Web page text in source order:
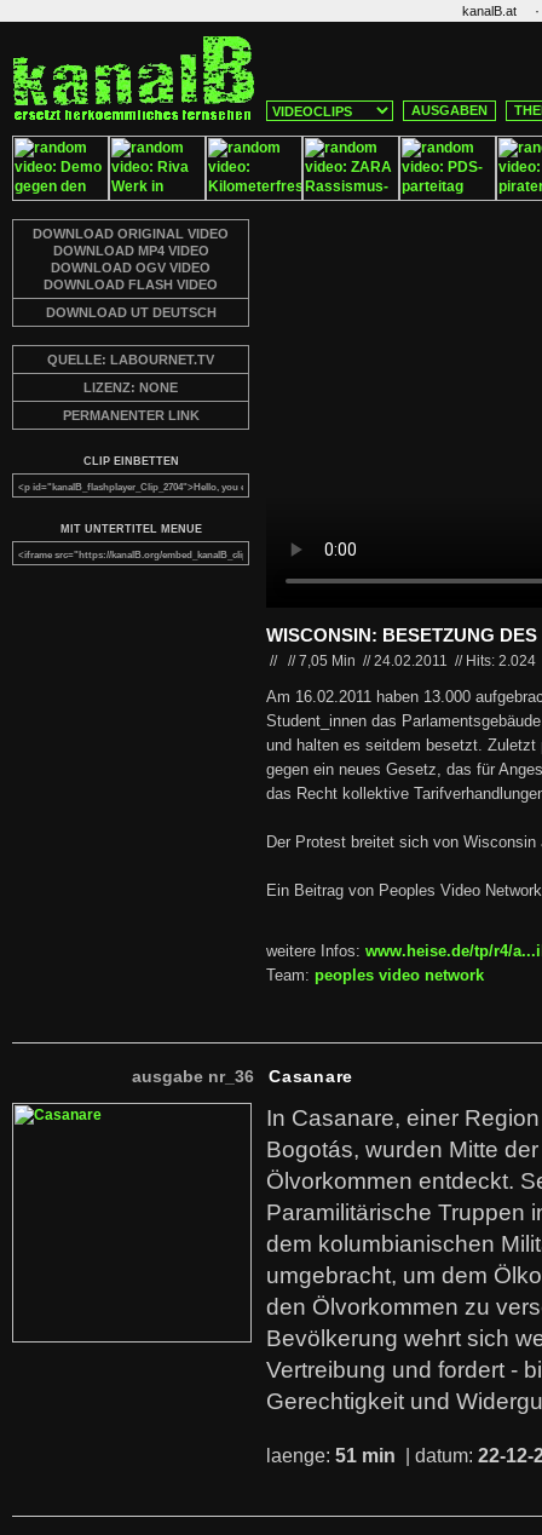
kanalB.at ·
AUSGABEN
DOWNLOAD ORIGINAL VIDEO
DOWNLOAD MP4 VIDEO
DOWNLOAD OGV VIDEO
DOWNLOAD FLASH VIDEO
DOWNLOAD UT DEUTSCH
QUELLE: LABOURNET.TV
LIZENZ: NONE
PERMANENTER LINK
CLIP EINBETTEN
MIT UNTERTITEL MENUE
WISCONSIN: BESETZUNG
// //7,05 Min //24.02.2011 // Hits: 2.024
Am 16.02.2011 haben 13.000
Student_innen das
und halten es seitdem besetzt. Zuletzt
gegen ein neues Gesetz, das für
das Recht kollektive
Der Protest breitet sich von
Ein Beitrag von Peoples Video Network
weitere Infos: www.heise.de/tp/r4/
Team: peoples video network
ausgabe nr_36 Casanare
In Casanare, einer
Bogotás, wurden Mitte
Ölvorkommen entdeckt.
Paramilitärische Truppen
dem kolumbianischen
umgebracht, um dem
den Ölvorkommen zu
Bevölkerung wehrt sich
Vertreibung und fordert -
Gerechtigkeit und
laenge: 51 min | datum: 22-12-